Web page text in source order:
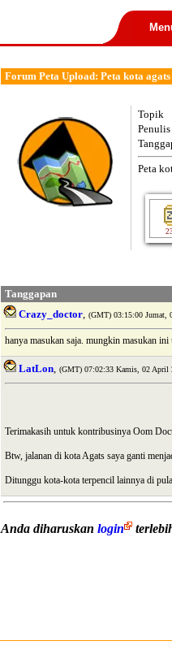
Forum Peta Upload: Peta kota
Topik
Penulis
Peta
Tanggapan
Crazy_doctor, (GMT) 03:15:00 Jumat,
hanya masukan saja. mungkin masukan
LatLon, (GMT) 07:02:33 Kamis, 02 April
Terimakasih untuk kontribusinya Oom
Btw, jalanan di kota Agats saya ganti
Ditunggu kota-kota terpencil lainnya di
Anda diharuskan login